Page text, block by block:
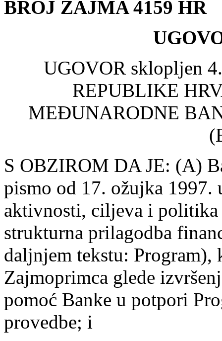
BROJ ZAJMA 4159 HR
UGOVOR sklopljen
REPUBLIKE
MEĐUNARODNE
S OBZIROM DA JE: (A)
pismo od 17. ožujka 1997.
aktivnosti, ciljeva i politika
strukturna prilagodba
daljnjem tekstu:
Zajmoprimca glede
pomoć Banke u potpori
provedbe; i